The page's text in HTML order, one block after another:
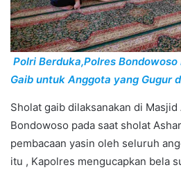
Polri Berduka,Polres
Gaib untuk Anggota yang Gugur
Sholat gaib dilaksanakan di
Bondowoso pada saat sholat
pembacaan yasin oleh seluruh
itu , Kapolres mengucapkan bela